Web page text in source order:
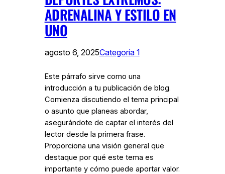
ADRENALINA Y ESTILO EN
UNO
agosto 6, 2025Categoría 1
Este párrafo sirve como una
introducción a tu publicación de blog.
Comienza discutiendo el tema principal
o asunto que planeas abordar,
asegurándote de captar el interés del
lector desde la primera frase.
Proporciona una visión general que
destaque por qué este tema es
importante y cómo puede aportar valor.